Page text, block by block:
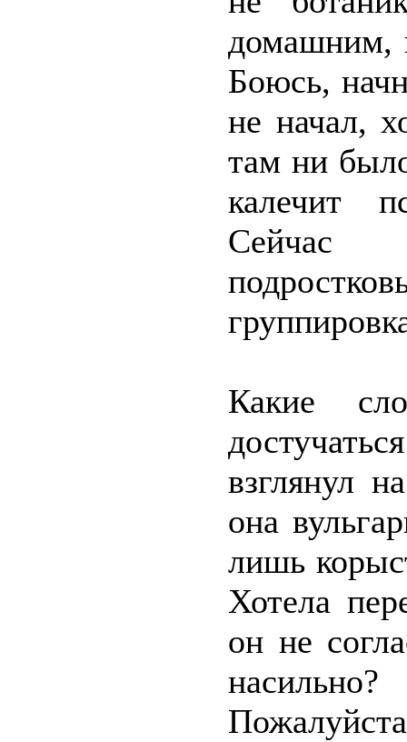
домашним,
Боюсь,
не начал,
там ни
калечит
Сейчас
Какие
взглянул
она
лишь
Хотела
он не